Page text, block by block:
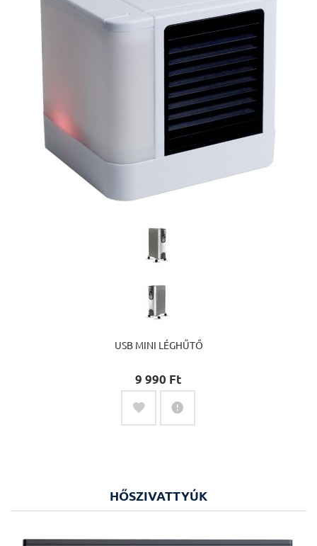
USB MINI LÉGHŰTŐ
9 990 Ft‎
HŐSZIVATTYÚK